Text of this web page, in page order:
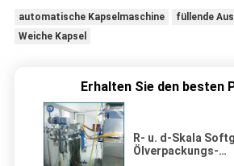
automatische Kapselmaschine
füllende
Weiche Kapsel
Erhalten Sie den besten
R- u. d-Skala
Ölverpackungs-